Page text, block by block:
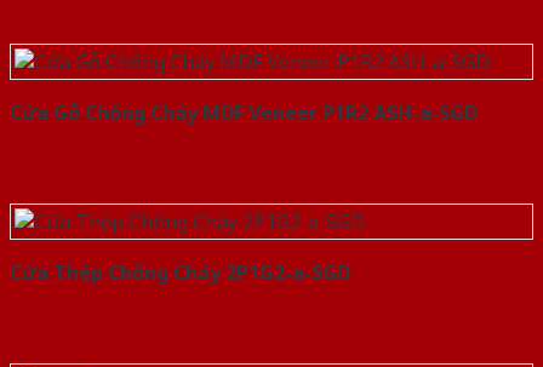
Cửa Gỗ Chống Cháy MDF Veneer P1R2 ASH-a-SGD
Cửa Thép Chống Cháy 2P1G2-a-SGD